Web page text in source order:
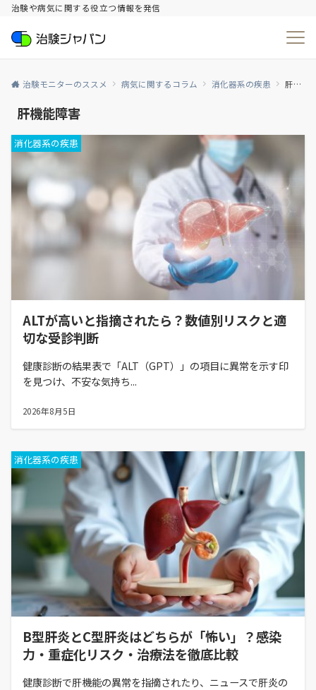
治験や病気に関する役立つ情報を発信
治験モニターのススメ 病気に関するコラム 消化器系の疾患 肝機能障害
肝機能障害
消化器系の疾患
ALTが高いと指摘されたら？数値別リスクと適
切な受診判断
健康診断の結果表で「ALT（GPT）」の項目に異常を示す印
を見つけ、不安な気持ち...
2026年8月5日
消化器系の疾患
B型肝炎とC型肝炎はどちらが「怖い」？感染
力・重症化リスク・治療法を徹底比較
健康診断で肝機能の異常を指摘されたり、ニュースで肝炎の